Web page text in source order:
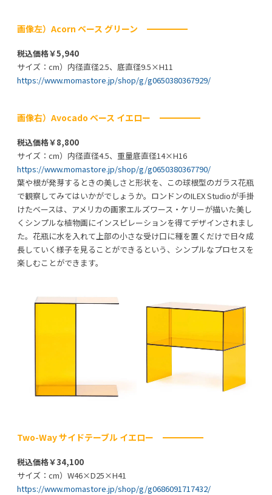
画像左）Acorn ベース グリーン
税込価格￥5,940
サイズ：cm）内径直径2.5、底直径9.5×H11
https://www.momastore.jp/shop/g/g0650380367929/
画像右）Avocado ベース イエロー
税込価格￥8,800
サイズ：cm）内径直径4.5、重量底直径14×H16
https://www.momastore.jp/shop/g/g0650380367790/
葉や根が発芽するときの美しさと形状を、この球根型のガラス花瓶
で観察してみてはいかがでしょうか。ロンドンのILEX Studioが手掛
けたベースは、アメリカの画家エルズワース・ケリーが描いた美し
くシンプルな植物画にインスピレーションを得てデザインされまし
た。花瓶に水を入れて上部の小さな受け口に種を置くだけで日々成
長していく様子を見ることができるという、シンプルなプロセスを
楽しむことができます。
Two-Way サイドテーブル イエロー
税込価格￥34,100
サイズ：cm）W46×D25×H41
https://www.momastore.jp/shop/g/g0686091717432/